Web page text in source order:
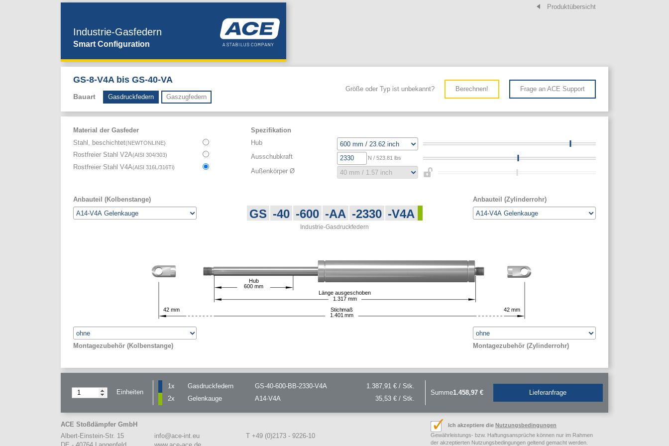
Industrie-Gasfedern
Smart Configuration
Produktübersicht
GS-8-V4A bis GS-40-VA
Bauart Gasdruckfedern Gaszugfedern
Größe oder Typ ist unbekannt? Berechnen! Frage an ACE Support
Material der Gasfeder
Stahl, beschichtet(NEWTONLINE)
Rostfreier Stahl V2A(AISI 304/303)
Rostfreier Stahl V4A(AISI 316L/316Ti)
Spezifikation
Hub
Ausschubkraft N / 523.81 lbs
Außenkörper Ø
Anbauteil (Kolbenstange)
GS -40 -600 -AA -2330 -V4A
Industrie-Gasdruckfedern
Anbauteil (Zylinderrohr)
Hub
600 mm
Länge ausgeschoben
1.317 mm
Stichmaß
1.401 mm
42 mm 42 mm
Montagezubehör (Kolbenstange) Montagezubehör (Zylinderrohr)
Einheiten
1x Gasdruckfedern GS-40-600-BB-2330-V4A
1.387,91 € / Stk.
2x
Gelenkauge A14-V4A 35,53 € / Stk.
Summe1.458,97 € Lieferanfrage
ACE Stoßdämpfer GmbH
Albert-Einstein-Str. 15
info@ace-int.eu
T +49 (0)2173 - 9226-10
Ich akzeptiere die Nutzungsbedingungen
Gewährleistungs- bzw. Haftungsansprüche können nur im Rahmen
der akzeptierten Nutzungsbedingungen geltend gemacht werden.